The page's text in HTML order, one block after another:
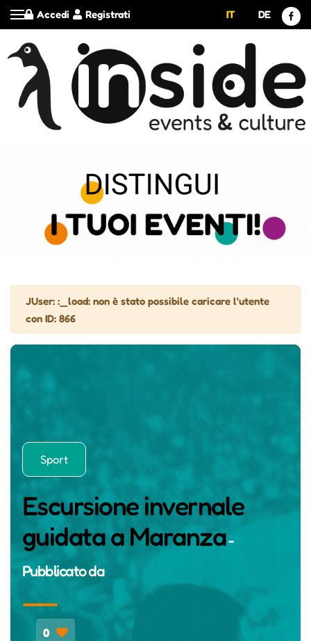
Registrati
Accedi IT DE
Attenzione
JUser: :_load: non è stato possibile caricare l'utente
con ID: 866
Sport
Escursione invernale
guidata a Maranza-
Pubblicato da
0